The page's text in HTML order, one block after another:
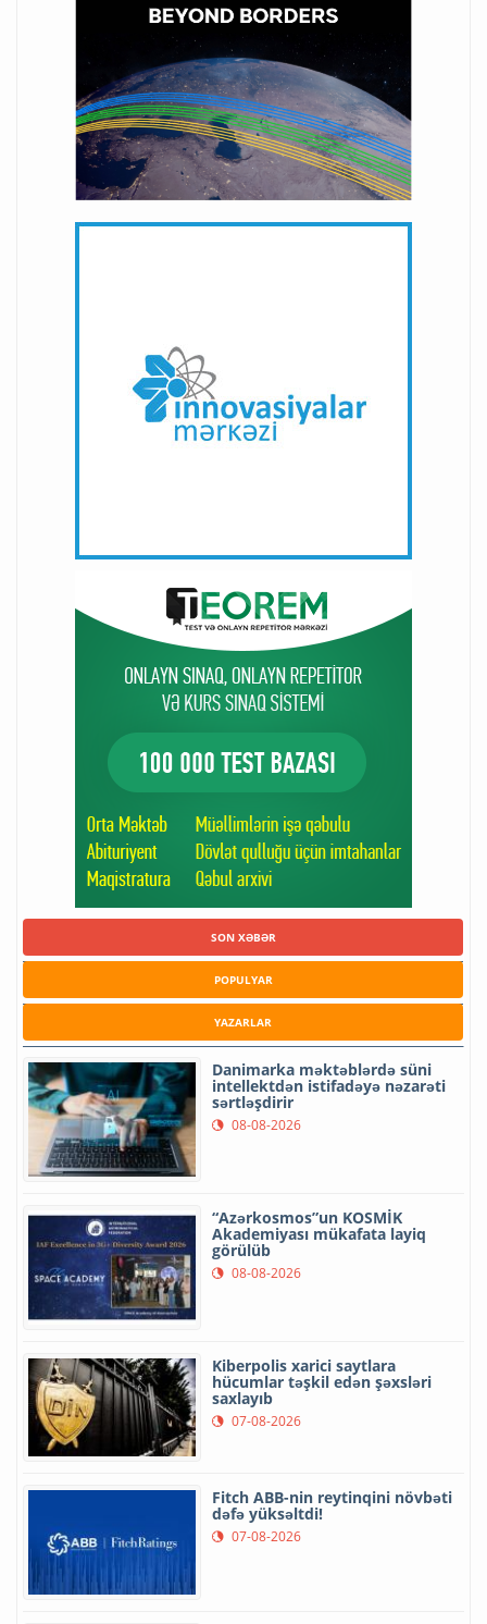
SON XƏBƏR
POPULYAR
YAZARLAR
Danimarka məktəblərdə süni
intellektdən istifadəyə nəzarəti
sərtləşdirir
08-08-2026
“Azərkosmos”un KOSMİK
Akademiyası mükafata layiq
görülüb
08-08-2026
Kiberpolis xarici saytlara
hücumlar təşkil edən şəxsləri
saxlayıb
07-08-2026
Fitch ABB-nin reytinqini növbəti
dəfə yüksəltdi!
07-08-2026